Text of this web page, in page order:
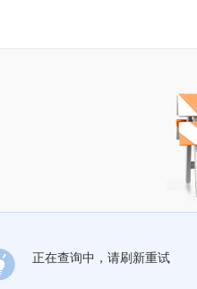
正在查询中，请刷新重试